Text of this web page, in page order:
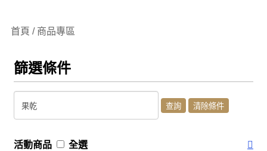
首頁 / 商品專區
篩選條件
活動商品 全選